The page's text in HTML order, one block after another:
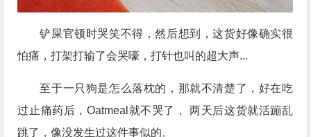
铲屎官顿时哭笑不得，然后想到，这货好像确实很
怕痛，打架打输了会哭嚎，打针也叫的超大声...
至于一只狗是怎么落枕的，那就不清楚了，好在吃
过止痛药后，Oatmeal就不哭了， 两天后这货就活蹦乱
跳了，像没发生过这件事似的。